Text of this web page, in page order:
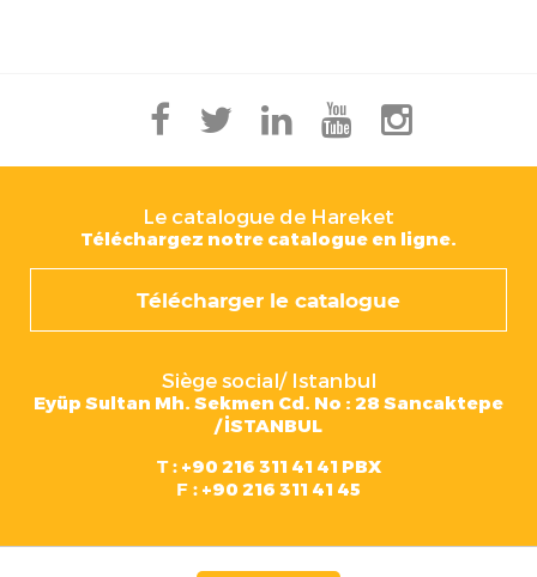
Le catalogue de Hareket
Téléchargez notre catalogue en ligne.
Télécharger le catalogue
Siège social/ Istanbul
Eyüp Sultan Mh. Sekmen Cd. No : 28 Sancaktepe
/ İSTANBUL
T :+90 216 311 41 41 PBX
F : +90 216 311 41 45